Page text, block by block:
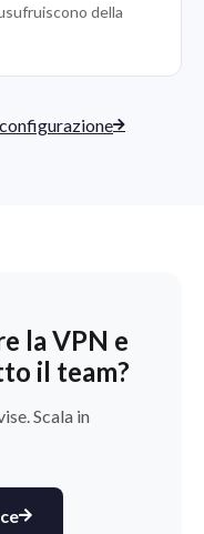
della
la VPN e
il team?
Scala in